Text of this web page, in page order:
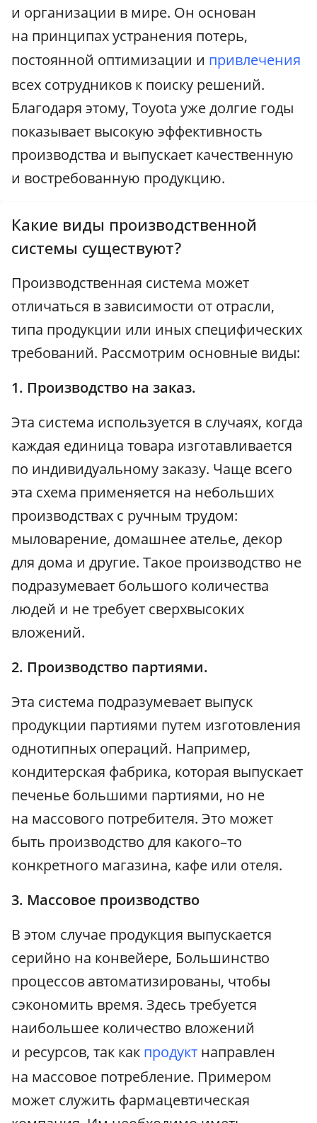
и организации в мире. Он основан
на принципах устранения потерь,
постоянной оптимизации и привлечения
всех сотрудников к поиску решений.
Благодаря этому, Toyota уже долгие годы
показывает высокую эффективность
производства и выпускает качественную
и востребованную продукцию.
Какие виды производственной
системы существуют?
Производственная система может
отличаться в зависимости от отрасли,
типа продукции или иных специфических
требований. Рассмотрим основные виды:
1. Производство на заказ.
Эта система используется в случаях, когда
каждая единица товара изготавливается
по индивидуальному заказу. Чаще всего
эта схема применяется на небольших
производствах с ручным трудом:
мыловарение, домашнее ателье, декор
для дома и другие. Такое производство не
подразумевает большого количества
людей и не требует сверхвысоких
вложений.
2. Производство партиями.
Эта система подразумевает выпуск
продукции партиями путем изготовления
однотипных операций. Например,
кондитерская фабрика, которая выпускает
печенье большими партиями, но не
на массового потребителя. Это может
быть производство для какого–то
конкретного магазина, кафе или отеля.
3. Массовое производство
В этом случае продукция выпускается
серийно на конвейере, Большинство
процессов автоматизированы, чтобы
сэкономить время. Здесь требуется
наибольшее количество вложений
и ресурсов, так как продукт направлен
на массовое потребление. Примером
может служить фармацевтическая